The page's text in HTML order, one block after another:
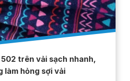
trên vải sạch nhanh,
làm hỏng sợi vải